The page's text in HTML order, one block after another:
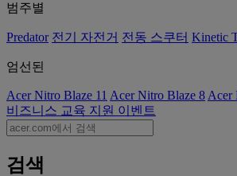
범주별
Predator 전기 자전거 전동 스쿠터 Kinetic
엄선된
Acer Nitro Blaze 11 Acer Nitro Blaze 8 Acer
비즈니스 교육 지원 이벤트
검색